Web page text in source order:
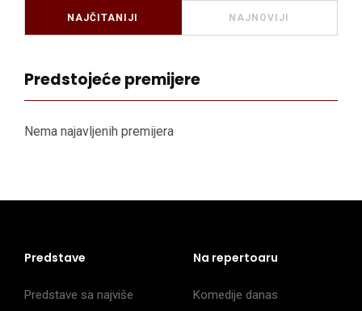
NAJČITANIJI NAJNOVIJI
Predstojeće premijere
Nema najavljenih premijera
Predstave
Predstave sa najviše
Na repertoaru
Komedije danas